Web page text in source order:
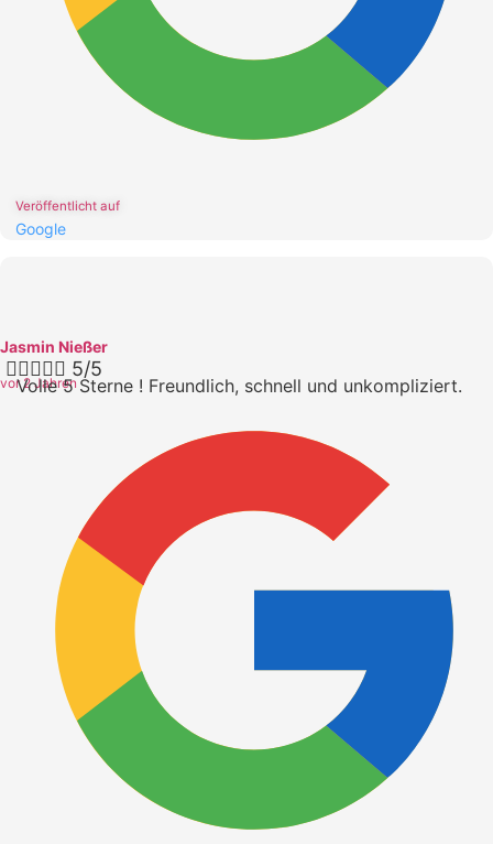
Veröffentlicht auf
Google
Jasmin Nießer
vor 2 Jahren
 5/5
Volle 5 Sterne ! Freundlich, schnell und unkompliziert.